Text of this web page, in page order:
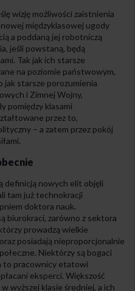
wizję możliwości zaistnienia
międzyklasowej ugody
a poddaną jej robotniczą
jeśli powstaną, będą
Tak jak ich starsze
na poziomie państwowym,
jak starsze porozumienia
i Zimnej Wojny,
pomiędzy klasami
przez to,
– a zatem przez pokój
definicją nowych elit objęli
tam już technokracji
doktora nauk.
biurokraci, zarówno z sektora
prowadzą wielkie
posiadają nieproporcjonalnie
Niektórzy są bogaci
to pracownicy etatowi
eksperci. Większość
wyższej klasie średniej, a ich